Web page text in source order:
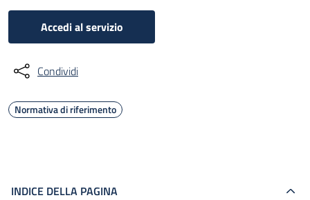
Accedi al servizio
Condividi
Normativa di riferimento
INDICE DELLA PAGINA